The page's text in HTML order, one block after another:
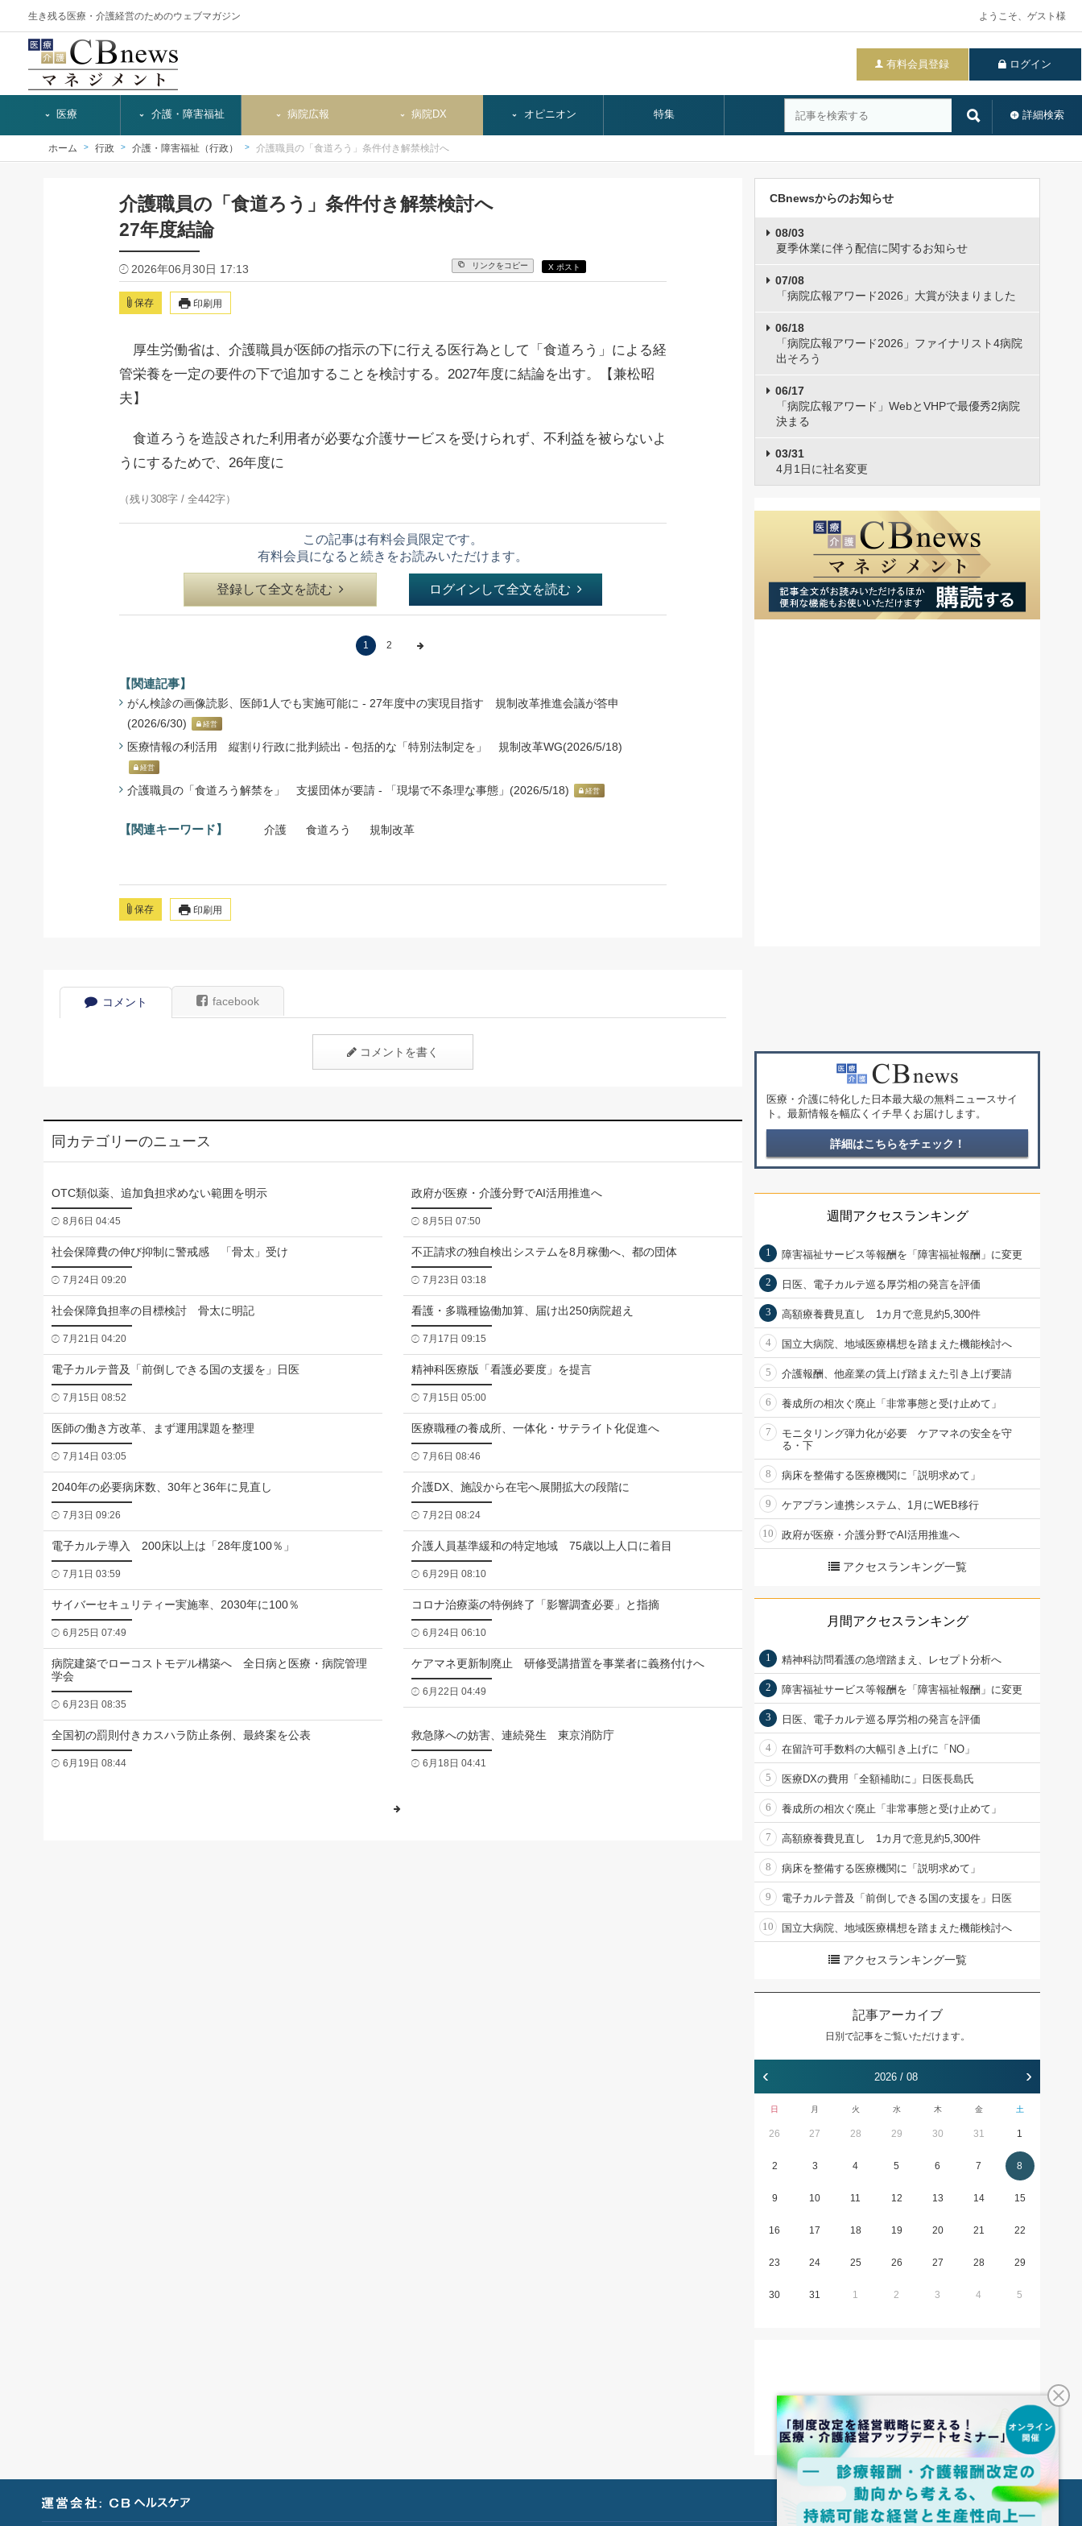
生き残る医療・介護経営のためのウェブマガジン ようこそ、ゲスト様
有料会員登録 ログイン
詳細検索
医療 介護・障害福祉 病院広報 病院DX オピニオン 特集
ホーム 行政 介護・障害福祉（行政） 介護職員の「食道ろう」条件付き解禁検討へ
介護職員の「食道ろう」条件付き解禁検討へ
27年度結論
2026年06月30日 17:13 リンクをコピー X ポスト
保存 印刷用
厚生労働省は、介護職員が医師の指示の下に行える医行為として「食道ろう」による経
管栄養を一定の要件の下で追加することを検討する。2027年度に結論を出す。【兼松昭
夫】
食道ろうを造設された利用者が必要な介護サービスを受けられず、不利益を被らないよ
うにするためで、26年度に
（残り308字 / 全442字）
この記事は有料会員限定です。
有料会員になると続きをお読みいただけます。
登録して全文を読む ログインして全文を読む
1 2
【関連記事】
がん検診の画像読影、医師1人でも実施可能に - 27年度中の実現目指す 規制改革推進会議が答申
(2026/6/30)
経営
医療情報の利活用 縦割り行政に批判続出 - 包括的な「特別法制定を」 規制改革WG(2026/5/18)
経営
介護職員の「食道ろう解禁を」 支援団体が要請 - 「現場で不条理な事態」(2026/5/18) 経営
【関連キーワード】 介護 食道ろう 規制改革
保存 印刷用
コメント facebook
コメントを書く
同カテゴリーのニュース
OTC類似薬、追加負担求めない範囲を明示
8月6日 04:45
政府が医療・介護分野でAI活用推進へ
8月5日 07:50
社会保障費の伸び抑制に警戒感 「骨太」受け
7月24日 09:20
不正請求の独自検出システムを8月稼働へ、都の団体
7月23日 03:18
社会保障負担率の目標検討 骨太に明記
7月21日 04:20
看護・多職種協働加算、届け出250病院超え
7月17日 09:15
電子カルテ普及「前倒しできる国の支援を」日医
7月15日 08:52
精神科医療版「看護必要度」を提言
7月15日 05:00
医師の働き方改革、まず運用課題を整理
7月14日 03:05
医療職種の養成所、一体化・サテライト化促進へ
7月6日 08:46
2040年の必要病床数、30年と36年に見直し
7月3日 09:26
介護DX、施設から在宅へ展開拡大の段階に
7月2日 08:24
電子カルテ導入 200床以上は「28年度100％」
7月1日 03:59
介護人員基準緩和の特定地域 75歳以上人口に着目
6月29日 08:10
サイバーセキュリティー実施率、2030年に100％
6月25日 07:49
コロナ治療薬の特例終了「影響調査必要」と指摘
6月24日 06:10
病院建築でローコストモデル構築へ 全日病と医療・病院管理
学会
6月23日 08:35
ケアマネ更新制廃止 研修受講措置を事業者に義務付けへ
6月22日 04:49
全国初の罰則付きカスハラ防止条例、最終案を公表
6月19日 08:44
救急隊への妨害、連続発生 東京消防庁
6月18日 04:41
CBnewsからのお知らせ
08/03
夏季休業に伴う配信に関するお知らせ
07/08
「病院広報アワード2026」大賞が決まりました
06/18
「病院広報アワード2026」ファイナリスト4病院
出そろう
06/17
「病院広報アワード」WebとVHPで最優秀2病院
決まる
03/31
4月1日に社名変更
医療・介護に特化した日本最大級の無料ニュースサイ
ト。最新情報を幅広くイチ早くお届けします。
詳細はこちらをチェック！
週間アクセスランキング
1 障害福祉サービス等報酬を「障害福祉報酬」に変更
2 日医、電子カルテ巡る厚労相の発言を評価
3 高額療養費見直し 1カ月で意見約5,300件
4 国立大病院、地域医療構想を踏まえた機能検討へ
5 介護報酬、他産業の賃上げ踏まえた引き上げ要請
6 養成所の相次ぐ廃止「非常事態と受け止めて」
7
モニタリング弾力化が必要 ケアマネの安全を守
る・下
8 病床を整備する医療機関に「説明求めて」
9 ケアプラン連携システム、1月にWEB移行
10 政府が医療・介護分野でAI活用推進へ
アクセスランキング一覧
月間アクセスランキング
1 精神科訪問看護の急増踏まえ、レセプト分析へ
2 障害福祉サービス等報酬を「障害福祉報酬」に変更
3 日医、電子カルテ巡る厚労相の発言を評価
4 在留許可手数料の大幅引き上げに「NO」
5 医療DXの費用「全額補助に」日医長島氏
6 養成所の相次ぐ廃止「非常事態と受け止めて」
7 高額療養費見直し 1カ月で意見約5,300件
8 病床を整備する医療機関に「説明求めて」
9 電子カルテ普及「前倒しできる国の支援を」日医
10 国立大病院、地域医療構想を踏まえた機能検討へ
アクセスランキング一覧
記事アーカイブ
日別で記事をご覧いただけます。
‹ 2026 / 08 ›
日 月 火 水 木 金 土
26 27 28 29 30 31 1
2 3 4 5 6 7 8
9 10 11 12 13 14 15
16 17 18 19 20 21 22
23 24 25 26 27 28 29
30 31 1 2 3 4 5